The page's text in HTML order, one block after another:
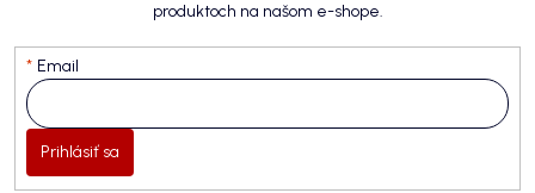
produktoch na našom e-shope.
Email
Prihlásiť sa